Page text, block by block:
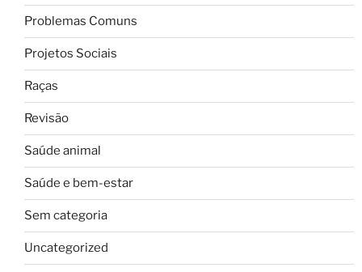
Problemas Comuns
Projetos Sociais
Raças
Revisão
Saúde animal
Saúde e bem-estar
Sem categoria
Uncategorized